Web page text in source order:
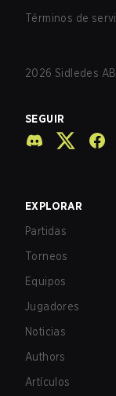
Términos de
2026 Sidledes
SEGUIR
EXPLORAR
Partidas
Torneos
Equipos
Jugadores
Noticias
Authors
Artículos